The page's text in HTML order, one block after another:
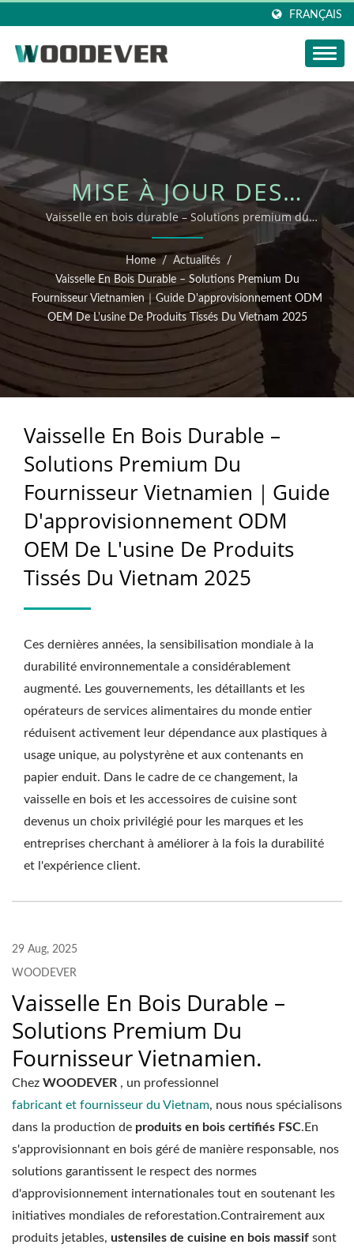
FRANÇAIS
MISE À JOUR DES
NOUVELLES
WOODEVER : VAISSELLE
EN BOIS DURABLE –
SOLUTIONS PREMIUM
DU FOURNISSEUR
VIETNAMIEN｜GUIDE
ODM OEM DE L'USINE
DE PRODUITS TISSÉS
DU VIETNAM 2025
Vaisselle en bois durable – Solutions premium du
fournisseur vietnamien｜Guide d'approvisionnement
ODM OEM de l'usine de produits tissés du Vietnam
2025
Home / Actualités
/
Vaisselle En Bois Durable – Solutions Premium Du
Fournisseur Vietnamien｜Guide D'approvisionnement ODM
OEM De L'usine De Produits Tissés Du Vietnam 2025
Vaisselle En Bois Durable –
Solutions Premium Du
Fournisseur Vietnamien｜Guide
D'approvisionnement ODM
OEM De L'usine De Produits
Tissés Du Vietnam 2025
Ces dernières années, la sensibilisation mondiale à la
durabilité environnementale a considérablement
augmenté. Les gouvernements, les détaillants et les
opérateurs de services alimentaires du monde entier
réduisent activement leur dépendance aux plastiques à
usage unique, au polystyrène et aux contenants en
papier enduit. Dans le cadre de ce changement, la
vaisselle en bois et les accessoires de cuisine sont
devenus un choix privilégié pour les marques et les
entreprises cherchant à améliorer à la fois la durabilité
et l'expérience client.
29 Aug, 2025
WOODEVER
Vaisselle En Bois Durable –
Solutions Premium Du
Fournisseur Vietnamien.
Chez WOODEVER , un professionnel
fabricant et fournisseur du Vietnam, nous nous spécialisons
dans la production de produits en bois certifiés FSC.En
s'approvisionnant en bois géré de manière responsable, nos
solutions garantissent le respect des normes
d'approvisionnement internationales tout en soutenant les
initiatives mondiales de reforestation.Contrairement aux
produits jetables, ustensiles de cuisine en bois massif sont